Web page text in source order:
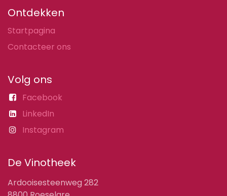
Ontdekken
Startpagina
Contacteer ons
Volg ons
Facebook
LinkedIn
Instagram
De Vinotheek
Ardooisesteenweg 282